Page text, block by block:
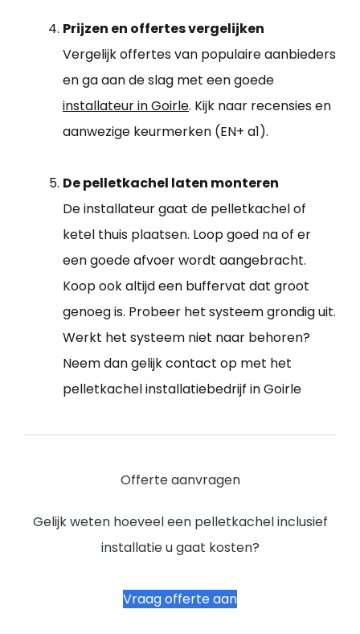
Prijzen en offertes vergelijken
Vergelijk offertes van populaire aanbieders
en ga aan de slag met een goede
installateur in Goirle. Kijk naar recensies en
aanwezige keurmerken (EN+ a1).
De pelletkachel laten monteren
De installateur gaat de pelletkachel of
ketel thuis plaatsen. Loop goed na of er
een goede afvoer wordt aangebracht.
Koop ook altijd een buffervat dat groot
genoeg is. Probeer het systeem grondig uit.
Werkt het systeem niet naar behoren?
Neem dan gelijk contact op met het
pelletkachel installatiebedrijf in Goirle
Offerte aanvragen
Gelijk weten hoeveel een pelletkachel inclusief
installatie u gaat kosten?
Vraag offerte aan